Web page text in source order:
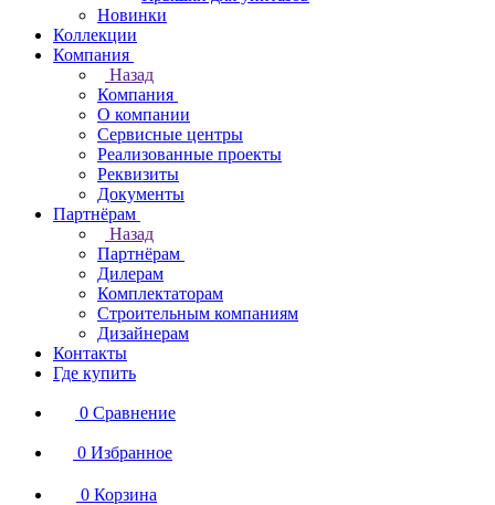
Новинки
Коллекции
Компания
Назад
Компания
О компании
Сервисные центры
Реализованные проекты
Реквизиты
Документы
Партнёрам
Назад
Партнёрам
Дилерам
Комплектаторам
Строительным компаниям
Дизайнерам
Контакты
Где купить
0 Сравнение
0 Избранное
0 Корзина